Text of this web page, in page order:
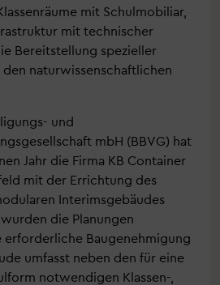
mit Schulmobiliar,
mit technischer
Bereitstellung spezieller
naturwissenschaftlichen
und
mbH (BBVG) hat
Jahr die Firma KB Container
mit der Errichtung des
Interimsgebäudes
die Planungen
Baugenehmigung
umfasst neben den für eine
notwendigen Klassen-,